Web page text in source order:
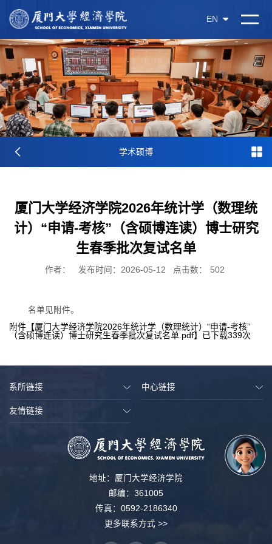
EN
学术硕博
厦门大学经济学院2026年统计学（数理统
计）“申请-考核”（含硕博连读）博士研究
生春季批次复试名单
作者： 发布时间：2026-05-12 点击数： 502
名单见附件。
附件【厦门大学经济学院2026年统计学（数理统计）“申请-考核”
（含硕博连读）博士研究生春季批次复试名单.pdf】已下载339次
系所链接 中心链接
友情链接
地址：厦门大学经济学院
邮编：361005
传真：0592-2186340
更多联系方式 >>